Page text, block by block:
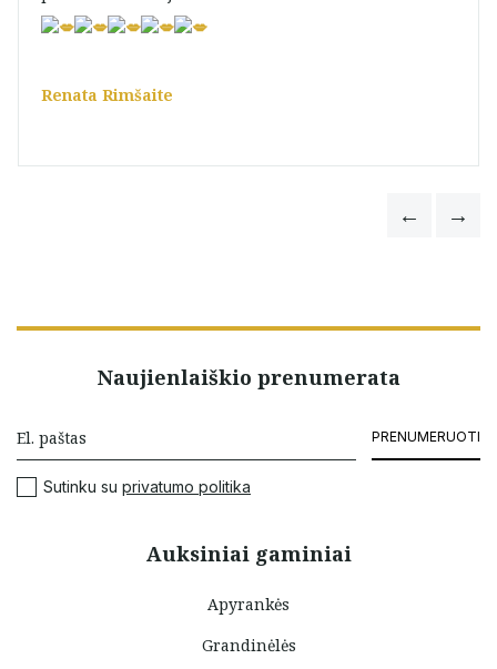
Renata Rimšaite
Auksiniai gaminiai
Apyrankės
Grandinėlės
Naujienlaiškio prenumerata
PRENUMERUOTI
Sutinku su privatumo politika